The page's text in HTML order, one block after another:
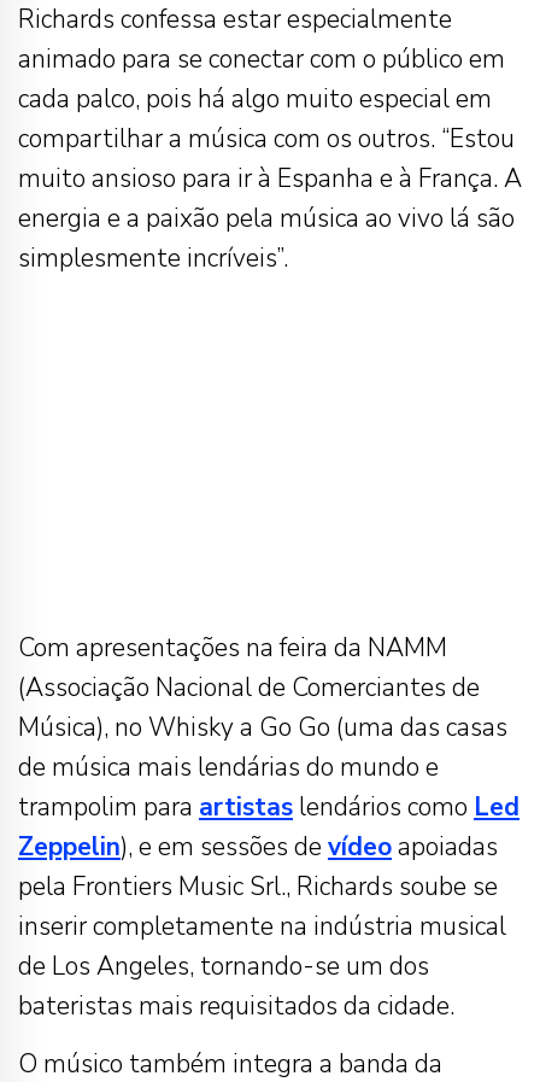
Richards confessa estar especialmente
animado para se conectar com o público em
cada palco, pois há algo muito especial em
compartilhar a música com os outros. “Estou
muito ansioso para ir à Espanha e à França. A
energia e a paixão pela música ao vivo lá são
simplesmente incríveis”.
Com apresentações na feira da NAMM
(Associação Nacional de Comerciantes de
Música), no Whisky a Go Go (uma das casas
de música mais lendárias do mundo e
trampolim para artistas lendários como Led
Zeppelin), e em sessões de vídeoapoiadas
pela Frontiers Music Srl., Richards soube se
inserir completamente na indústria musical
de Los Angeles, tornando-se um dos
bateristas mais requisitados da cidade.
O músico também integra a banda da